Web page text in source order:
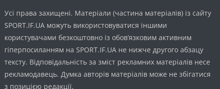
Усі права захищені. Матеріали (частина матеріалів) із сайту
SPORT.IF.UA можуть використовуватися іншими
користувачами безкоштовно із обов’язковим активним
гіперпосиланням на SPORT.IF.UA не нижче другого абзацу
тексту. Відповідальність за зміст рекламних матеріалів несе
рекламодавець. Думка авторів матеріалів може не збігатися
з позицією редакції.